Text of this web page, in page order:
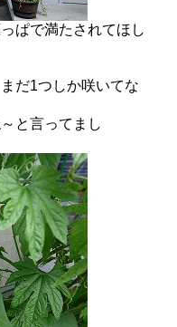
ぱで満たされてほし
だ1つしか咲いてな
と言ってまし